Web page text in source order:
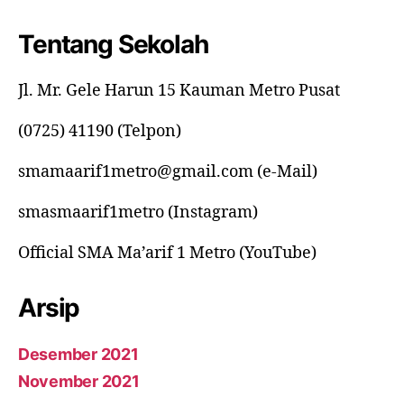
Tentang Sekolah
Jl. Mr. Gele Harun 15 Kauman Metro Pusat
(0725) 41190 (Telpon)
smamaarif1metro@gmail.com (e-Mail)
smasmaarif1metro (Instagram)
Official SMA Ma’arif 1 Metro (YouTube)
Arsip
Desember 2021
November 2021